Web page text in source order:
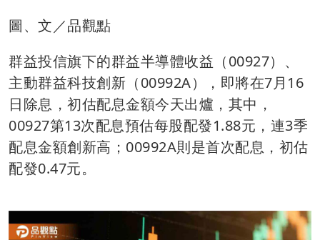
圖、文／品觀點
群益投信旗下的群益半導體收益（00927）、
主動群益科技創新（00992A），即將在7月16
日除息，初估配息金額今天出爐，其中，
00927第13次配息預估每股配發1.88元，連3季
配息金額創新高；00992A則是首次配息，初估
配發0.47元。